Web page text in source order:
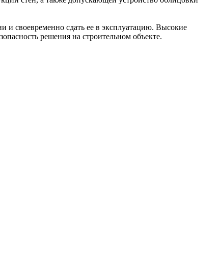
своевременно сдать ее в эксплуатацию. Высокие
решения на строительном объекте.